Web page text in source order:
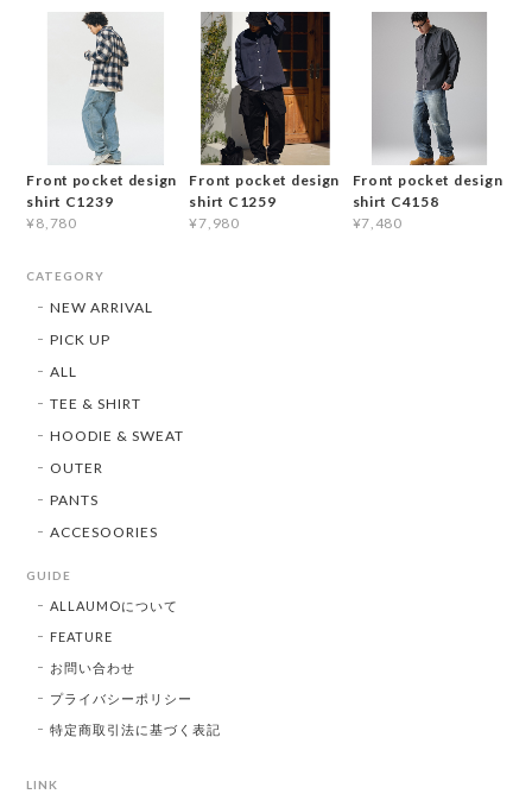
Front pocket design
shirt C1239
¥8,780
Front pocket design
shirt C1259
¥7,980
Front pocket design
shirt C4158
¥7,480
CATEGORY
NEW ARRIVAL
PICK UP
ALL
TEE & SHIRT
HOODIE & SWEAT
OUTER
PANTS
ACCESOORIES
GUIDE
ALLAUMOについて
FEATURE
お問い合わせ
プライバシーポリシー
特定商取引法に基づく表記
LINK